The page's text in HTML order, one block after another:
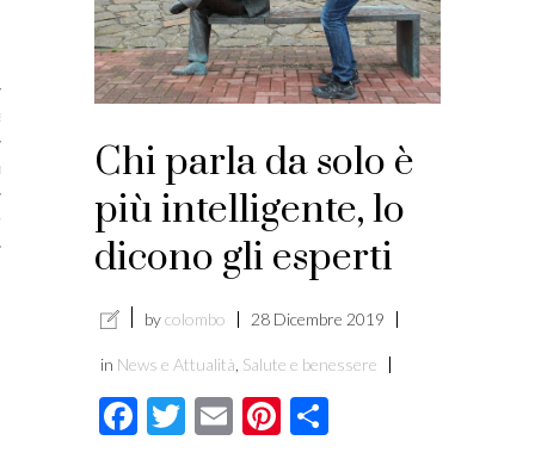
è l’article marketing
e stile di scrittura
per i publishers
Chi parla da solo è
più intelligente, lo
dicono gli esperti
bycolombo 28 Dicembre 2019
in News e Attualità Salute e benessere
Facebook
Twitter
EmailPinterest